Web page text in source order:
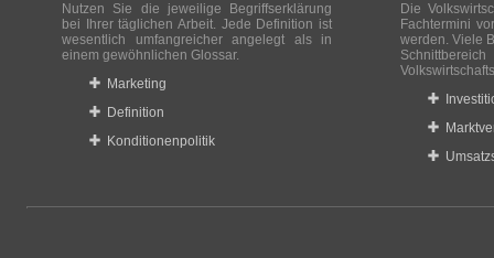
Nutzen Sie die jeweilige Begriffserklärung
bei Ihrer täglichen Arbeit. Jede Definition ist
wesentlich umfangreicher angelegt als in
einem gewöhnlichen Glossar.
Marketing
Definition
Konditionenpolitik
Die
Fachtermini
werden. Viele